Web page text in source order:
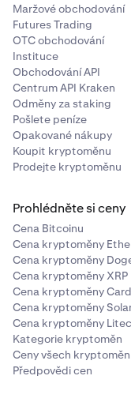
Maržové obchodování
Futures Trading
OTC obchodování
Instituce
Obchodování API
Centrum API Kraken
Odměny za staking
Pošlete peníze
Opakované nákupy
Koupit kryptoměnu
Prodejte kryptoměnu
Prohlédněte si ceny
Cena Bitcoinu
Cena kryptoměny
Cena kryptoměny
Cena kryptoměny XRP
Cena kryptoměny
Cena kryptoměny
Cena kryptoměny
Kategorie kryptoměn
Ceny všech kryptoměn
Předpovědi cen